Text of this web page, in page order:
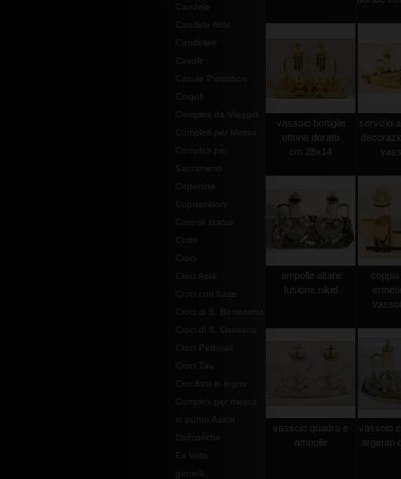
Candele
Candele finte
Candelieri
Casule
Casule Pietrobon
Cingoli
Completi da Viaggio
Completi per Messa
Completi per
Sacramenti
Copertine
Copriamboni
Corone statue
Cotte
Croci
Croci Astili
Croci con base
Croci di S. Benedetto
Croci di S. Damiano
Croci Pettorali
Croci Tau
Crocifissi in legno
Completi per messa
in punto Assisi
Dalmatiche
Ex Voto
gemelli
vassoio bottiglie
ottone dorato
cm.28x14
servizio
ampolle altare
fusione nikel
vassoio quadro e
ampolle
vassoio
argento